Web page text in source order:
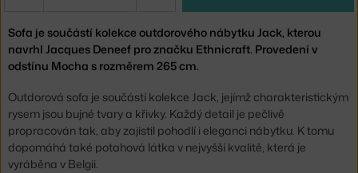
Sofa je součástí kolekce outdorového nábytku Jack, kterou
navrhl Jacques Deneef pro značku Ethnicraft. Provedení v
odstínu Mocha s rozměrem 265 cm.
Outdorová sofa je součástí kolekce Jack, jejímž charakteristickým
rysem jsou bujné tvary a křivky. Každý detail je pečlivě
propracován tak, aby zajistil pohodlí i eleganci nábytku. K tomu
dopomáhá také potahová látka v nejvyšší kvalitě, která je
vyráběna v Belgii.